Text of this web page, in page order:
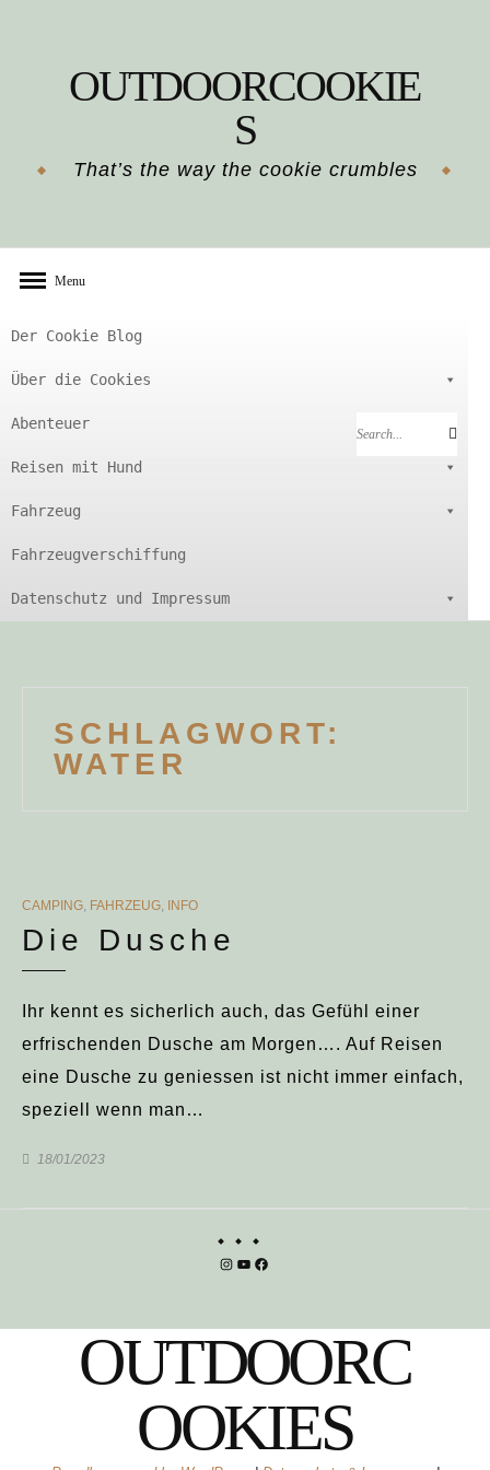
OUTDOORCOOKIE
S
That’s the way the cookie crumbles
Menu
Der Cookie Blog
Über die Cookies
Abenteuer
Reisen mit Hund
Fahrzeug
Fahrzeugverschiffung
Datenschutz und Impressum
Search
Search
SCHLAGWORT:
WATER
CATEGORIES
CAMPING, FAHRZEUG, INFO
Die Dusche
Ihr kennt es sicherlich auch, das Gefühl einer
erfrischenden Dusche am Morgen…. Auf Reisen
eine Dusche zu geniessen ist nicht immer einfach,
speziell wenn man…
18/01/2023
Instagram
YouTube
Facebook
OUTDOORC
OOKIES